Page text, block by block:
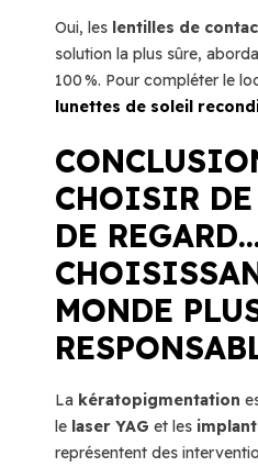
Oui, les lentilles de
solution la plus sûre,
100 %. Pour compléter le
lunettes de soleil
CHOISIR DE
DE
MONDE
La kératopigmentation
le laser YAG et les
représentent des